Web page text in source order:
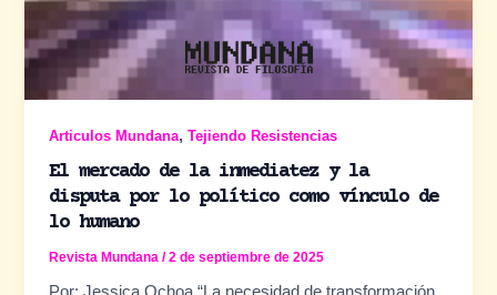
Articulos Mundana,Tejiendo Resistencias
El mercado de la inmediatez y la
disputa por lo político como vínculo de
lo humano
Revista Mundana/2 de septiembre de 2025